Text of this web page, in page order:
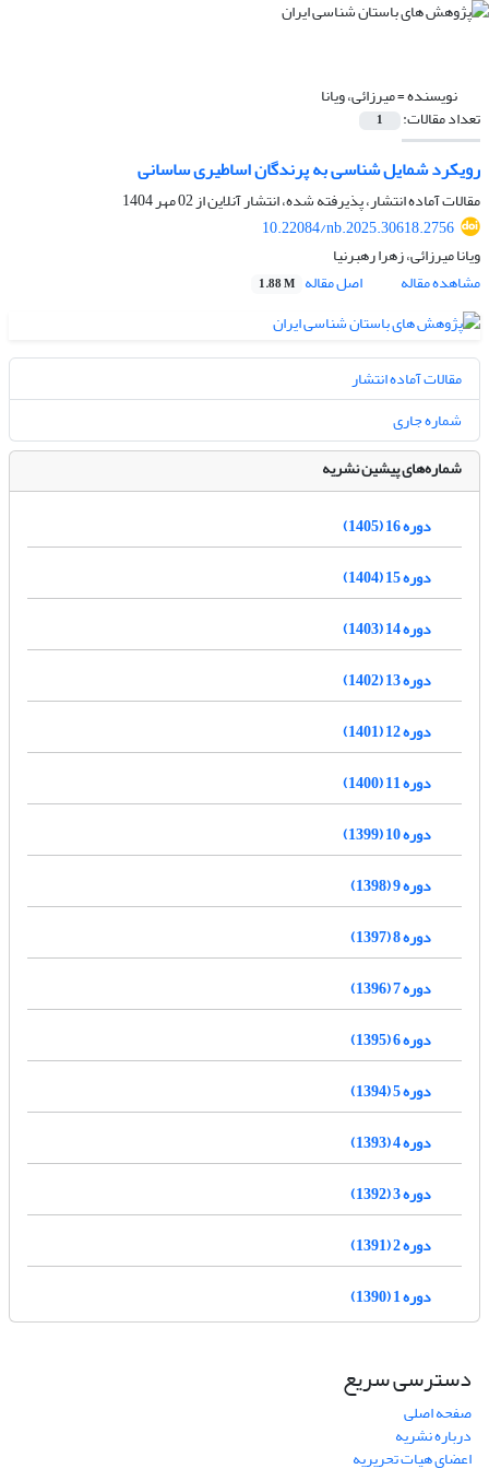
نویسنده =میرزائی، ویانا
تعداد مقالات: 1
رویکرد شمایل شناسی به پرندگان اساطیری ساسانی
مقالات آماده انتشار، پذیرفته شده، انتشار آنلاین از02 مهر 1404
10.22084/nb.2025.30618.2756
ویانا میرزائی، زهرا رهبرنیا
مشاهده مقاله
اصل مقاله 1.88 M
مقالات آماده انتشار
شماره جاری
شماره‌های پیشین نشریه
دوره 16 (1405)
دوره 15 (1404)
دوره 14 (1403)
دوره 13 (1402)
دوره 12 (1401)
دوره 11 (1400)
دوره 10 (1399)
دوره 9 (1398)
دوره 8 (1397)
دوره 7 (1396)
دوره 6 (1395)
دوره 5 (1394)
دوره 4 (1393)
دوره 3 (1392)
دوره 2 (1391)
دوره 1 (1390)
دسترسی سریع
صفحه اصلی
درباره نشریه
اعضای هیات تحریریه